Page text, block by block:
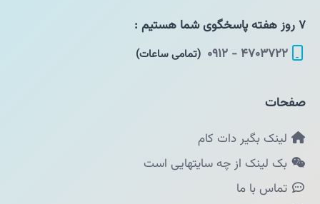
۷ روز هفته پاسخگوی شما هستیم :
۴۷۰۳۷۲۲ - ۰۹۱۲
(تمامی ساعات)
صفحات
لینک بگیر دات کام
بک لینک از چه سایتهایی است
تماس با ما